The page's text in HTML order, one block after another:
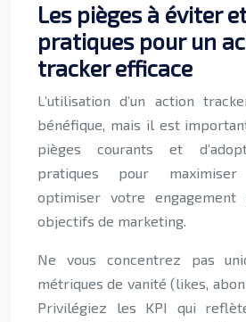
Les pièges à éviter
pratiques pour un
tracker efficace
L’utilisation d’un action
bénéfique, mais il est
pièges courants et
pratiques pour
optimiser votre
objectifs de marketing.
Ne vous concentrez pas
métriques de vanité (likes,
Privilégiez les KPI qui